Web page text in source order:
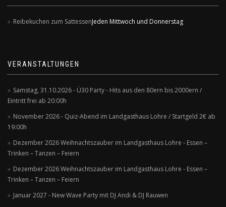
Reibekuchen zum SattessenJeden Mittwoch und Donnerstag
VERANSTALTUNGEN
Samstag, 31.10.2026 - Ü30 Party - Hits aus den 80ern bis 2000ern /
Eintritt frei ab 20:00h
November 2026 - Quiz-Abend im Landgasthaus Lohre / Startgeld 2€ ab
19:00h
Dezember 2026 Weihnachtszauber im Landgasthaus Lohre - Essen –
Trinken – Tanzen – Feiern
Dezember 2026 Weihnachtszauber im Landgasthaus Lohre - Essen –
Trinken – Tanzen – Feiern
Januar 2027 - New Wave Party mit DJ Andi & DJ Rauwen